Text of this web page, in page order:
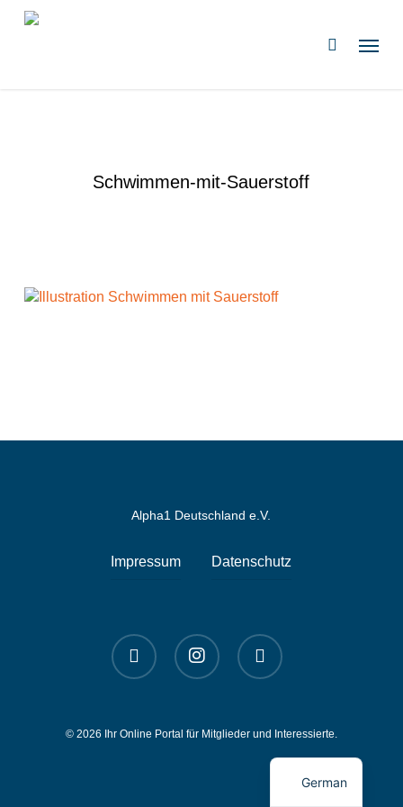
Zum
Hauptinhalt
suchen
Schwimmen-mit-Sauerstoff
Alpha1 Deutschland e.V.
Impressum Datenschutz
linkedin instagram spotify
© 2026 Ihr Online Portal für Mitglieder und Interessierte.
German